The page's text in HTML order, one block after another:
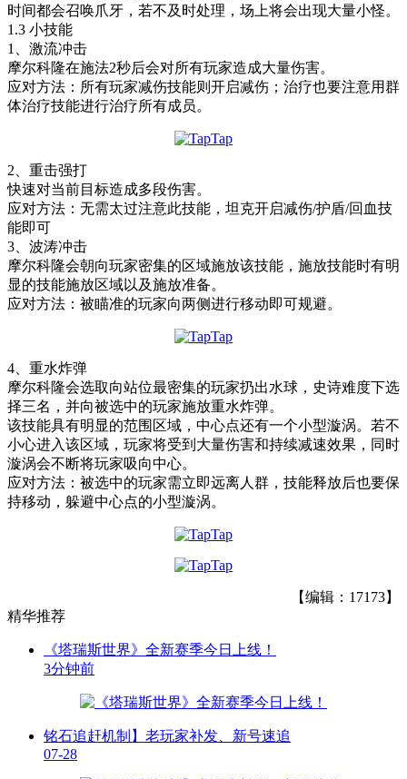
时间都会召唤爪牙，若不及时处理，场上将会出现大量小怪。
1.3 小技能
1、激流冲击
摩尔科隆在施法2秒后会对所有玩家造成大量伤害。
应对方法： 所有玩家减伤技能则开启减伤；治疗也要注意用群
体治疗技能进行治疗所有成员。
2、重击强打
快速对当前目标造成多段伤害。
应对方法： 无需太过注意此技能，坦克开启减伤/护盾/回血技
能即可
3、波涛冲击
摩尔科隆会朝向玩家密集的区域施放该技能，施放技能时有明
显的技能施放区域以及施放准备。
应对方法： 被瞄准的玩家向两侧进行移动即可规避。
4、重水炸弹
摩尔科隆会选取向站位最密集的玩家扔出水球，史诗难度下选
择三名，并向被选中的玩家施放重水炸弹。
该技能具有明显的范围区域，中心点还有一个小型漩涡。若不
小心进入该区域，玩家将受到大量伤害和持续减速效果，同时
漩涡会不断将玩家吸向中心。
应对方法： 被选中的玩家需立即远离人群，技能释放后也要保
持移动，躲避中心点的小型漩涡。
【编辑：17173】
精华推荐
《塔瑞斯世界》全新赛季今日上线！
3分钟前
铭石追赶机制】老玩家补发、新号速追
07-28